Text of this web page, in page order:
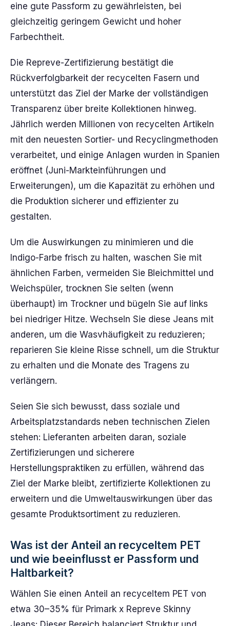
eine gute Passform zu gewährleisten, bei
gleichzeitig geringem Gewicht und hoher
Farbechtheit.
Die Repreve-Zertifizierung bestätigt die
Rückverfolgbarkeit der recycelten Fasern und
unterstützt das Ziel der Marke der vollständigen
Transparenz über breite Kollektionen hinweg.
Jährlich werden Millionen von recycelten Artikeln
mit den neuesten Sortier- und Recyclingmethoden
verarbeitet, und einige Anlagen wurden in Spanien
eröffnet (Juni-Markteinführungen und
Erweiterungen), um die Kapazität zu erhöhen und
die Produktion sicherer und effizienter zu
gestalten.
Um die Auswirkungen zu minimieren und die
Indigo-Farbe frisch zu halten, waschen Sie mit
ähnlichen Farben, vermeiden Sie Bleichmittel und
Weichspüler, trocknen Sie selten (wenn
überhaupt) im Trockner und bügeln Sie auf links
bei niedriger Hitze. Wechseln Sie diese Jeans mit
anderen, um die Wasvhäufigkeit zu reduzieren;
reparieren Sie kleine Risse schnell, um die Struktur
zu erhalten und die Monate des Tragens zu
verlängern.
Seien Sie sich bewusst, dass soziale und
Arbeitsplatzstandards neben technischen Zielen
stehen: Lieferanten arbeiten daran, soziale
Zertifizierungen und sicherere
Herstellungspraktiken zu erfüllen, während das
Ziel der Marke bleibt, zertifizierte Kollektionen zu
erweitern und die Umweltauswirkungen über das
gesamte Produktsortiment zu reduzieren.
Was ist der Anteil an recyceltem PET
und wie beeinflusst er Passform und
Haltbarkeit?
Wählen Sie einen Anteil an recyceltem PET von
etwa 30–35% für Primark x Repreve Skinny